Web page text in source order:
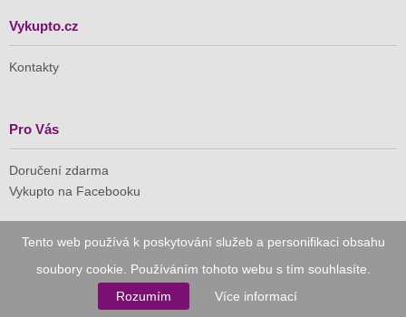
Tento web používá k poskytování služeb a personifikaci obsahu
soubory cookie. Používáním tohoto webu s tím souhlasíte.
Rozumím
Více informací
Vykupto.cz
Kontakty
Pro Vás
Doručení zdarma
Vykupto na Facebooku
komerci (APEK)